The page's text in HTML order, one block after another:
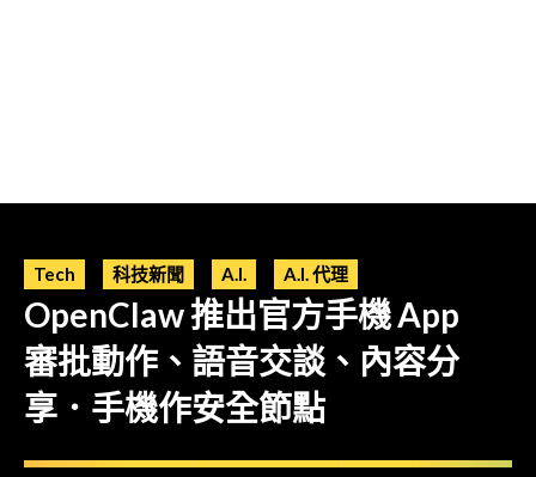
Tech 科技新聞 A.I. A.I. 代理
OpenClaw 推出官方手機 App
審批動作、語音交談、內容分
享．手機作安全節點